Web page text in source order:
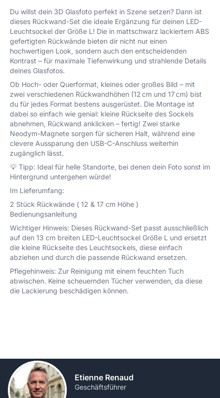
Du willst dein 3D Glasfoto perfekt in Szene setzen? Dann ist
dieses Rückwand-Set die ideale Ergänzung für deinen LED-
Leuchtsockel der Größe L! Die in mattschwarz lackiertem ABS
gefertigten Rückwände bieten dir nicht nur einen
hochwertigen Look, sondern auch den entscheidenden
Kontrast – für maximale Tiefenwirkung und strahlende Details
deines Glasfotos.
Ob Hoch- oder Querformat, kleines oder großes Bild – mit
zwei verschiedenen Rückwandhöhen (12 cm und 17 cm) bist
du für jedes Format bestens ausgerüstet. Die Montage ist
dabei so einfach wie genial: kleine Rückseite des Sockels
abnehmen, Rückwand anklicken – fertig! Zwei starke
Neodym-Magnete sorgen für sicheren Halt, während eine
clevere Aussparung den USB-C-Anschluss weiterhin
zugänglich lässt.
💡 Tipp: Ideal für helle Standorte, bei denen dein Foto sonst im
Hintergrund untergehen würde!
Im Lieferumfang:
2 Stück Rückwände ( 12 & 17 cm Höhe )
Bedienungsanleitung
Wichtiger Hinweis: Dieses Rückwand-Set passt ausschließlich
auf den 13 cm breiten LED-Leuchtsockel Größe L und ersetzt
die kleine Rückseite des Leuchtsockels, diese einfach
abziehen und durch die passende Rückwand ersetzen.
Pflegehinweis: Zur Reinigung mit einem feuchten Tuch
abwischen. Keine scheuernden Tücher verwenden, da diese
die Lackierung beschädigen können.
Etienne Renaud
Geschäftsführer